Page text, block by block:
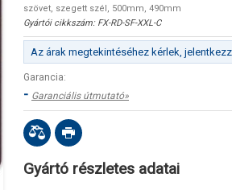
szövet, szegett szél, 500mm, 490mm
Gyártói cikkszám: FX-RD-SF-XXL-C
Az árak megtekintéséhez kérlek,
Garancia:
- Garanciális útmutató»
Gyártó részletes adatai